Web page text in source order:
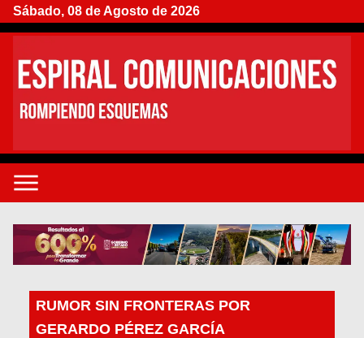
Sábado, 08 de Agosto de 2026
RUMOR SIN FRONTERAS POR
GERARDO PÉREZ GARCÍA